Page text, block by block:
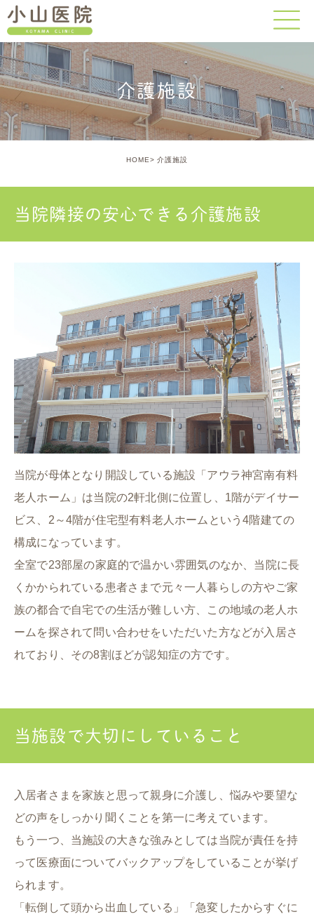
介護施設
HOME 介護施設
当院隣接の安心できる介護施設
当院が母体となり開設している施設「アウラ神宮南有料
老人ホーム」は当院の2軒北側に位置し、1階がデイサー
ビス、2～4階が住宅型有料老人ホームという4階建ての
構成になっています。
全室で23部屋の家庭的で温かい雰囲気のなか、当院に長
くかかられている患者さまで元々一人暮らしの方やご家
族の都合で自宅での生活が難しい方、この地域の老人ホ
ームを探されて問い合わせをいただいた方などが入居さ
れており、その8割ほどが認知症の方です。
当施設で大切にしていること
入居者さまを家族と思って親身に介護し、悩みや要望な
どの声をしっかり聞くことを第一に考えています。
もう一つ、当施設の大きな強みとしては当院が責任を持
って医療面についてバックアップをしていることが挙げ
られます。
「転倒して頭から出血している」「急変したからすぐに